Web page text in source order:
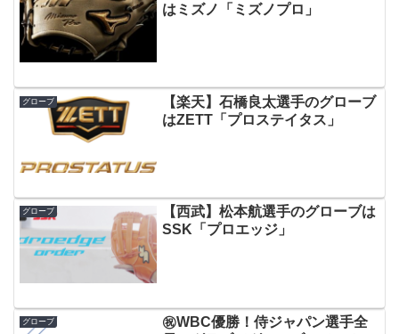
はミズノ「ミズノプロ」
グローブ
【楽天】石橋良太選手のグローブ
はZETT「プロステイタス」
グローブ
【西武】松本航選手のグローブは
SSK「プロエッジ」
グローブ
㊗WBC優勝！侍ジャパン選手全